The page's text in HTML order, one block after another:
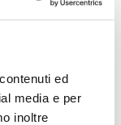
ed
media e per
inoltre
successivo